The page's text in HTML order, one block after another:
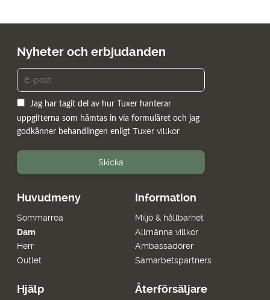
Huvudmeny
Sommarrea
Dam
Herr
Outlet
Information
Miljö & hållbarhet
Allmänna villkor
Ambassadörer
Samarbetspartners
Hjälp Återförsäljare
Nyheter och erbjudanden
Jag har tagit del av hur Tuxer hanterar
uppgifterna som hämtas in via formuläret och jag
godkänner behandlingen enligt Tuxer villkor
Skicka